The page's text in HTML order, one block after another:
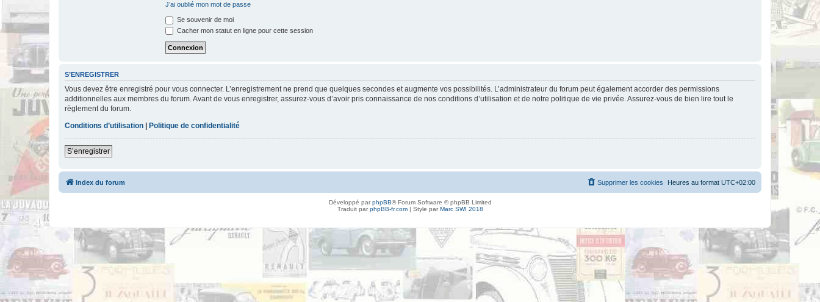
J’ai oublié mon mot de passe
Se souvenir de moi
Cacher mon statut en ligne pour cette session
S’ENREGISTRER
Vous devez être enregistré pour vous connecter. L’enregistrement ne prend que quelques secondes et augmente vos possibilités. L’administrateur du forum peut également accorder des permissions
additionnelles aux membres du forum. Avant de vous enregistrer, assurez-vous d’avoir pris connaissance de nos conditions d’utilisation et de notre politique de vie privée. Assurez-vous de bien lire tout le
règlement du forum.
Conditions d’utilisation | Politique de confidentialité
S’enregistrer
Index du forum Heures au format UTC+02:00
Supprimer les cookies
Développé parphpBB® Forum Software © phpBB Limited
Traduit parphpBB-fr.com| Style parMarc SWI 2018